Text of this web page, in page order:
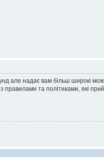
але надає вам більш широкі
правилами та політиками, які